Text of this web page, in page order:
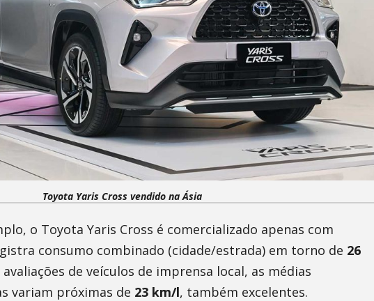
Toyota Yaris Cross vendido na Ásia
o Toyota Yaris Cross é comercializado apenas com
consumo combinado (cidade/estrada) em torno de 26
de veículos de imprensa local, as médias
variam próximas de 23 km/l, também excelentes.